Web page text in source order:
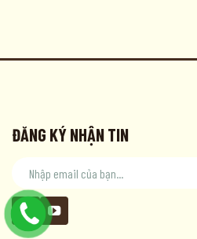
ĐĂNG KÝ NHẬN TIN